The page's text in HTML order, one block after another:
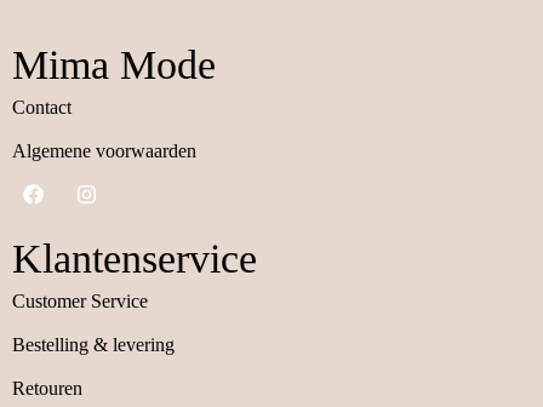
Mima Mode
Contact
Algemene voorwaarden
Klantenservice
Customer Service
Bestelling & levering
Retouren